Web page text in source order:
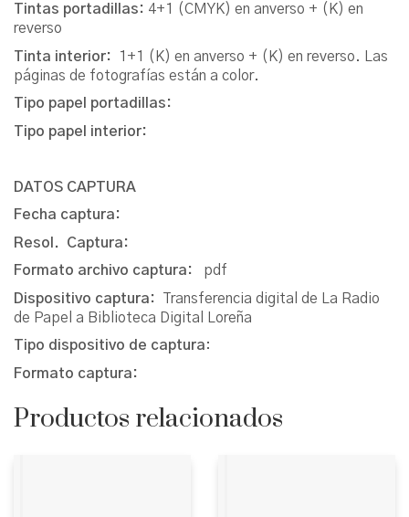
Tintas portadillas: 4+1 (CMYK) en anverso + (K) en
reverso
Tinta interior:
1+1 (K) en anverso + (K) en reverso. Las
páginas de fotografías están a color.
Tipo papel portadillas:
Tipo papel interior:
DATOS CAPTURA
Fecha captura:
Resol. Captura:
Formato archivo captura: pdf
Dispositivo captura:
Transferencia digital de La Radio
de Papel a Biblioteca Digital Loreña
Tipo dispositivo de captura:
Formato captura:
Productos relacionados